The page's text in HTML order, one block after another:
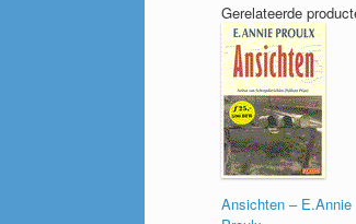
Gerelateerde
Ansichten – E.Annie